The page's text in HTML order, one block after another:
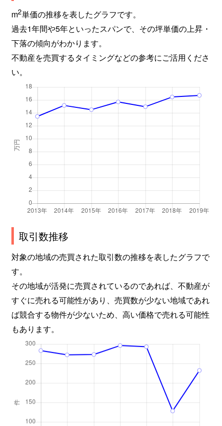
m2単価の推移を表したグラフです。
過去1年間や5年といったスパンで、その坪単価の上昇・
下落の傾向がわかります。
不動産を売買するタイミングなどの参考にご活用くださ
い。
取引数推移
対象の地域の売買された取引数の推移を表したグラフで
す。
その地域が活発に売買されているのであれば、不動産が
すぐに売れる可能性があり、売買数が少ない地域であれ
ば競合する物件が少ないため、高い価格で売れる可能性
もあります。